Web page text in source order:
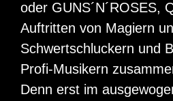
oder GUNS´N´ROSES,
Auftritten von Magiern
Schwertschluckern und
Profi-Musikern
Denn erst im